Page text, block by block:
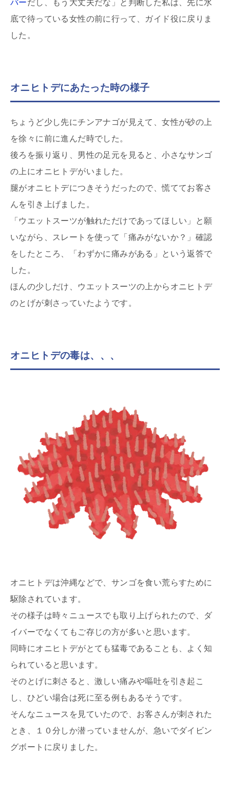
バーだし、もう大丈夫だな」と判断した私は、先に水
底で待っている女性の前に行って、ガイド役に戻りま
した。
オニヒトデにあたった時の様子
ちょうど少し先にチンアナゴが見えて、女性が砂の上
を徐々に前に進んだ時でした。
後ろを振り返り、男性の足元を見ると、小さなサンゴ
の上にオニヒトデがいました。
腿がオニヒトデにつきそうだったので、慌ててお客さ
んを引き上げました。
「ウエットスーツが触れただけであってほしい」と願
いながら、スレートを使って「痛みがないか？」確認
をしたところ、「わずかに痛みがある」という返答で
した。
ほんの少しだけ、ウエットスーツの上からオニヒトデ
のとげが刺さっていたようです。
オニヒトデの毒は、、、
オニヒトデは沖縄などで、サンゴを食い荒らすために
駆除されています。
その様子は時々ニュースでも取り上げられたので、ダ
イバーでなくてもご存じの方が多いと思います。
同時にオニヒトデがとても猛毒であることも、よく知
られていると思います。
そのとげに刺さると、激しい痛みや嘔吐を引き起こ
し、ひどい場合は死に至る例もあるそうです。
そんなニュースを見ていたので、お客さんが刺された
とき、１０分しか潜っていませんが、急いでダイビン
グボートに戻りました。